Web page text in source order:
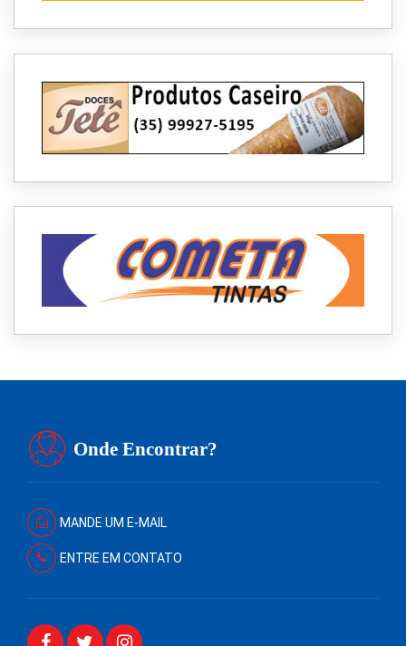
Onde Encontrar?
MANDE UM E-MAIL
ENTRE EM CONTATO